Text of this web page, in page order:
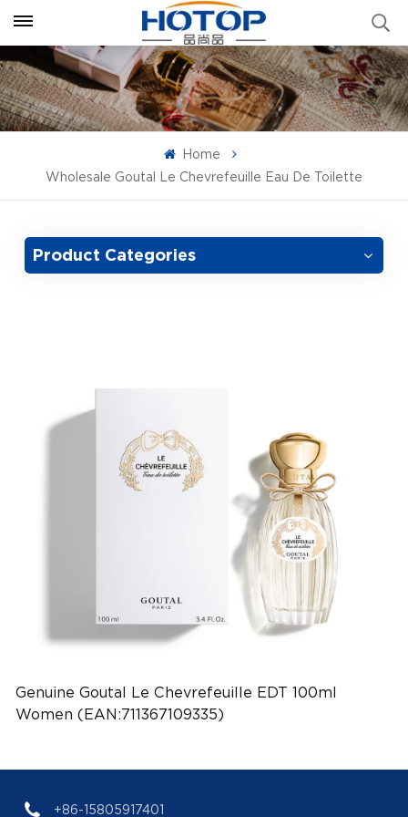
Home
Wholesale Goutal Le Chevrefeuille Eau De Toilette
Product Categories
Genuine Goutal Le Chevrefeuille EDT 100ml
Women (EAN:711367109335)
+86-15805917401